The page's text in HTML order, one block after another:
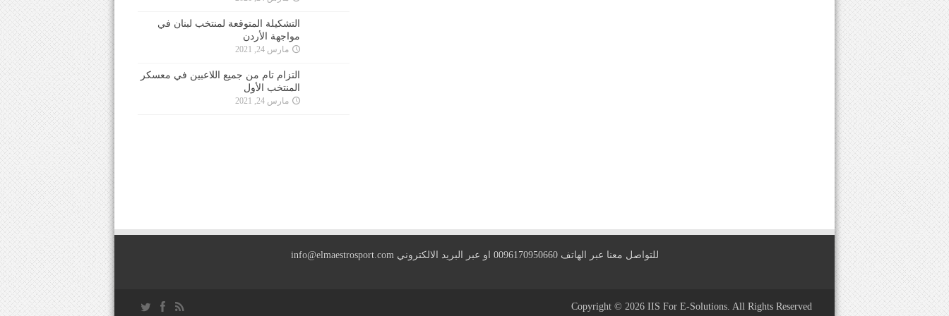
التشكيلة المتوقعة لمنتخب لبنان في
مواجهة الأردن
مارس 24, 2021
التزام تام من جميع اللاعبين في معسكر
المنتخب الأول
مارس 24, 2021
للتواصل معنا عبر الهاتف 0096170950660 او عبر البريد الالكتروني info@elmaestrosport.com
Copyright © 2026 IIS For E-Solutions. All Rights Reserved